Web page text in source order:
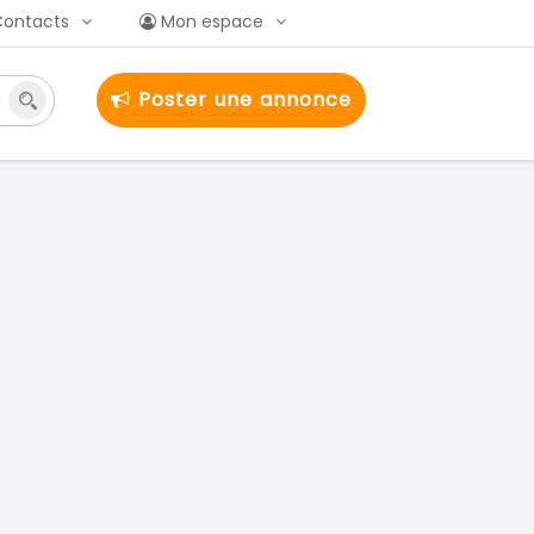
Mon espace
Poster une annonce